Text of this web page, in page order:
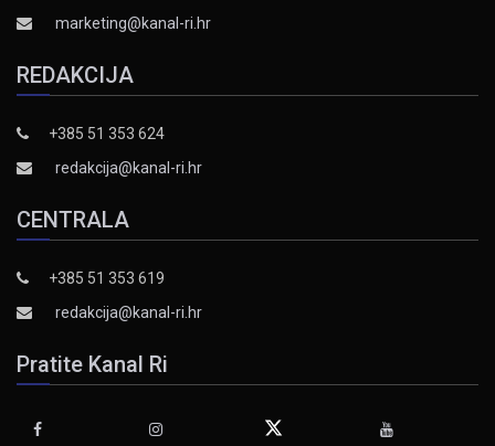
marketing@kanal-ri.hr
REDAKCIJA
+385 51 353 624
redakcija@kanal-ri.hr
CENTRALA
+385 51 353 619
redakcija@kanal-ri.hr
Pratite Kanal Ri